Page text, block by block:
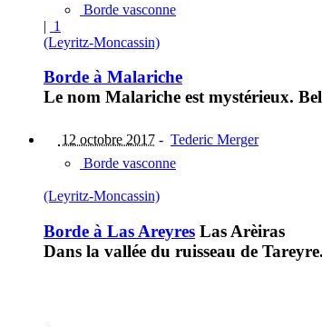
Borde vasconne
| 1
(Leyritz-Moncassin)
Borde à Malariche
Le nom Malariche est mystérieux.
12 octobre 2017 - Tederic Merger
Borde vasconne
(Leyritz-Moncassin)
Borde à Las Areyres Las Arèiras
Dans la vallée du ruisseau de